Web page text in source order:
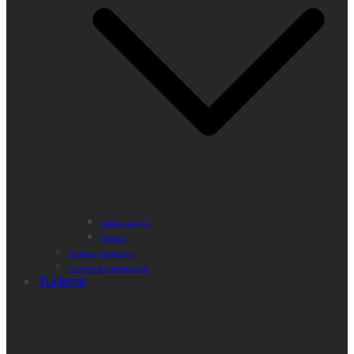
Punto de Lectura
Bibliobús
Velatorio y Cementerio
Atención al Ciudadano CAM
Turismo